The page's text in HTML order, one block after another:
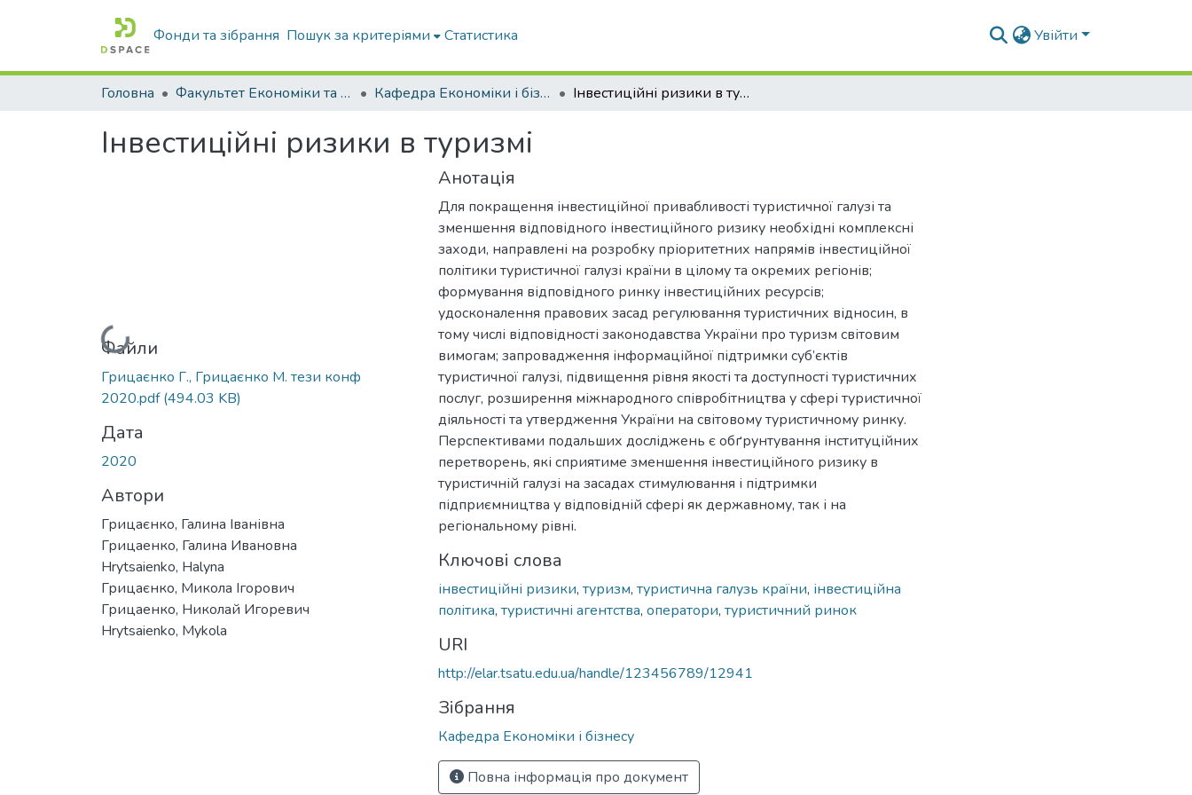
Фонди та зібрання Пошук за критеріями Статистика Увійти
Головна Факультет Економіки та бізнесу Кафедра Економіки і бізнесу Інвестиційні ризики в туризмі
Інвестиційні ризики в туризмі
Вантажиться...
Файли
Грицаєнко Г., Грицаєнко М. тези конф
2020.pdf(494.03 KB)
Дата
2020
Автори
Грицаєнко, Галина Іванівна
Грицаенко, Галина Ивановна
Hrytsaienko, Halyna
Грицаєнко, Микола Ігорович
Грицаенко, Николай Игоревич
Hrytsaienko, Mykola
Анотація
Для покращення інвестиційної привабливості туристичної галузі та
зменшення відповідного інвестиційного ризику необхідні комплексні
заходи, направлені на розробку пріоритетних напрямів інвестиційної
політики туристичної галузі країни в цілому та окремих регіонів;
формування відповідного ринку інвестиційних ресурсів;
удосконалення правових засад регулювання туристичних відносин, в
тому числі відповідності законодавства України про туризм світовим
вимогам; запровадження інформаційної підтримки суб’єктів
туристичної галузі, підвищення рівня якості та доступності туристичних
послуг, розширення міжнародного співробітництва у сфері туристичної
діяльності та утвердження України на світовому туристичному ринку.
Перспективами подальших досліджень є обґрунтування інституційних
перетворень, які сприятиме зменшення інвестиційного ризику в
туристичній галузі на засадах стимулювання і підтримки
підприємництва у відповідній сфері як державному, так і на
регіональному рівні.
Ключові слова
інвестиційні ризики, туризм, туристична галузь країни, інвестиційна
політика, туристичні агентства, оператори, туристичний ринок
URI
http://elar.tsatu.edu.ua/handle/123456789/12941
Зібрання
Кафедра Економіки і бізнесу
Повна інформація про документ